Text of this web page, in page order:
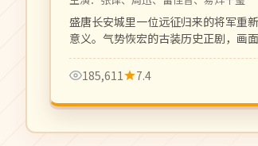
盛唐长安城里一位远征归来的将军重
意义。气势恢宏的古装历史正剧，画
级制作。
185,611
7.4